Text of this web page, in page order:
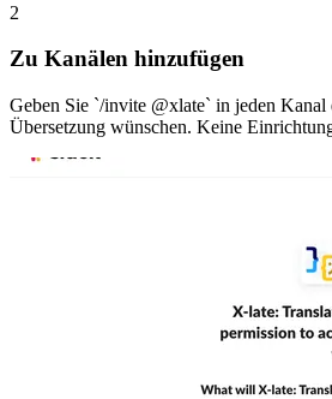
2
Zu Kanälen hinzufügen
Geben Sie `/invite @xlate` in jeden Kanal
Übersetzung wünschen. Keine